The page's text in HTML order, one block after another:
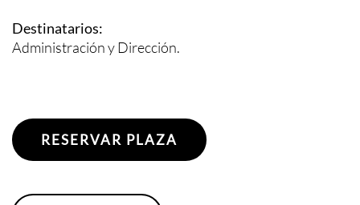
Destinatarios:
Administración y Dirección.
RESERVAR PLAZA